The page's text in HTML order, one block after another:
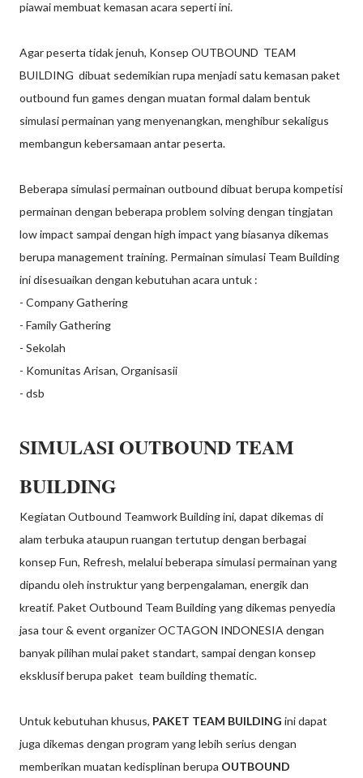
piawai membuat kemasan acara seperti ini.
Agar peserta tidak jenuh, Konsep OUTBOUND TEAM
BUILDING dibuat sedemikian rupa menjadi satu kemasan paket
outbound fun games dengan muatan formal dalam bentuk
simulasi permainan yang menyenangkan, menghibur sekaligus
membangun kebersamaan antar peserta.
Beberapa simulasi permainan outbound dibuat berupa kompetisi
permainan dengan beberapa problem solving dengan tingjatan
low impact sampai dengan high impact yang biasanya dikemas
berupa management training. Permainan simulasi Team Building
ini disesuaikan dengan kebutuhan acara untuk :
- Company Gathering
- Family Gathering
- Sekolah
- Komunitas Arisan, Organisasii
- dsb
SIMULASI OUTBOUND TEAM
BUILDING
Kegiatan Outbound Teamwork Building ini, dapat dikemas di
alam terbuka ataupun ruangan tertutup dengan berbagai
konsep Fun, Refresh, melalui beberapa simulasi permainan yang
dipandu oleh instruktur yang berpengalaman, energik dan
kreatif. Paket Outbound Team Building yang dikemas penyedia
jasa tour & event organizer OCTAGON INDONESIA dengan
banyak pilihan mulai paket standart, sampai dengan konsep
eksklusif berupa paket team building thematic.
Untuk kebutuhan khusus, PAKET TEAM BUILDING ini dapat
juga dikemas dengan program yang lebih serius dengan
memberikan muatan kedisplinan berupa OUTBOUND